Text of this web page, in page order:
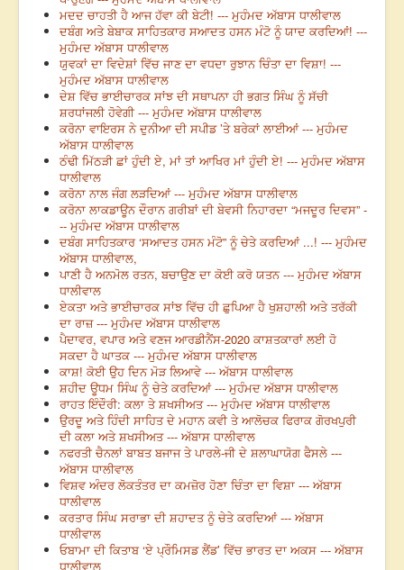
ਮਦਦ ਚਾਹਤੀ ਹੈ ਆਜ ਹੱਵਾ ਕੀ ਬੇਟੀ! --- ਮੁਹੰਮਦ ਅੱਬਾਸ ਧਾਲੀਵਾਲ
ਦਬੰਗ ਅਤੇ ਬੇਬਾਕ ਸਾਹਿਤਕਾਰ ਸਆਦਤ ਹਸਨ ਮੰਟੋ ਨੂੰ ਯਾਦ ਕਰਦਿਆਂ! ---
ਮੁਹੰਮਦ ਅੱਬਾਸ ਧਾਲੀਵਾਲ
ਯੁਵਕਾਂ ਦਾ ਵਿਦੇਸ਼ਾਂ ਵਿੱਚ ਜਾਣ ਦਾ ਵਧਦਾ ਰੁਝਾਨ ਚਿੰਤਾ ਦਾ ਵਿਸ਼ਾ! ---
ਮੁਹੰਮਦ ਅੱਬਾਸ ਧਾਲੀਵਾਲ
ਦੇਸ਼ ਵਿੱਚ ਭਾਈਚਾਰਕ ਸਾਂਝ ਦੀ ਸਥਾਪਨਾ ਹੀ ਭਗਤ ਸਿੰਘ ਨੂੰ ਸੱਚੀ
ਸ਼ਰਧਾਂਜਲੀ ਹੋਵੇਗੀ --- ਮੁਹੰਮਦ ਅੱਬਾਸ ਧਾਲੀਵਾਲ
ਕਰੋਨਾ ਵਾਇਰਸ ਨੇ ਦੁਨੀਆ ਦੀ ਸਪੀਡ ’ਤੇ ਬਰੇਕਾਂ ਲਾਈਆਂ --- ਮੁਹੰਮਦ
ਅੱਬਾਸ ਧਾਲੀਵਾਲ
ਠੰਢੀ ਮਿੱਠੜੀ ਛਾਂ ਹੁੰਦੀ ਏ, ਮਾਂ ਤਾਂ ਆਖਿਰ ਮਾਂ ਹੁੰਦੀ ਏ! --- ਮੁਹੰਮਦ ਅੱਬਾਸ
ਧਾਲੀਵਾਲ
ਕਰੋਨਾ ਨਾਲ ਜੰਗ ਲੜਦਿਆਂ --- ਮੁਹੰਮਦ ਅੱਬਾਸ ਧਾਲੀਵਾਲ
ਕਰੋਨਾ ਲਾਕਡਾਊਨ ਦੌਰਾਨ ਗਰੀਬਾਂ ਦੀ ਬੇਵਸੀ ਨਿਹਾਰਦਾ “ਮਜਦੂਰ ਦਿਵਸ” -
-- ਮੁਹੰਮਦ ਅੱਬਾਸ ਧਾਲੀਵਾਲ
ਦਬੰਗ ਸਾਹਿਤਕਾਰ ‘ਸਆਦਤ ਹਸਨ ਮੰਟੋ” ਨੂੰ ਚੇਤੇ ਕਰਦਿਆਂ ...! --- ਮੁਹੰਮਦ
ਅੱਬਾਸ ਧਾਲੀਵਾਲ,
ਪਾਣੀ ਹੈ ਅਨਮੋਲ ਰਤਨ, ਬਚਾਉਣ ਦਾ ਕੋਈ ਕਰੋ ਯਤਨ --- ਮੁਹੰਮਦ ਅੱਬਾਸ
ਧਾਲੀਵਾਲ
ਏਕਤਾ ਅਤੇ ਭਾਈਚਾਰਕ ਸਾਂਝ ਵਿੱਚ ਹੀ ਛੁਪਿਆ ਹੈ ਖੁਸ਼ਹਾਲੀ ਅਤੇ ਤਰੱਕੀ
ਦਾ ਰਾਜ਼ --- ਮੁਹੰਮਦ ਅੱਬਾਸ ਧਾਲੀਵਾਲ
ਪੈਦਾਵਰ, ਵਪਾਰ ਅਤੇ ਵਣਜ ਆਰਡੀਨੈਂਸ-2020 ਕਾਸ਼ਤਕਾਰਾਂ ਲਈ ਹੋ
ਸਕਦਾ ਹੈ ਘਾਤਕ --- ਮੁਹੰਮਦ ਅੱਬਾਸ ਧਾਲੀਵਾਲ
ਕਾਸ਼! ਕੋਈ ਉਹ ਦਿਨ ਮੋੜ ਲਿਆਵੇ --- ਅੱਬਾਸ ਧਾਲੀਵਾਲ
ਸ਼ਹੀਦ ਊਧਮ ਸਿੰਘ ਨੂੰ ਚੇਤੇ ਕਰਦਿਆਂ --- ਮੁਹੰਮਦ ਅੱਬਾਸ ਧਾਲੀਵਾਲ
ਰਾਹਤ ਇੰਦੌਰੀ: ਕਲਾ ਤੇ ਸ਼ਖਸੀਅਤ --- ਮੁਹੰਮਦ ਅੱਬਾਸ ਧਾਲੀਵਾਲ
ਉਰਦੂ ਅਤੇ ਹਿੰਦੀ ਸਾਹਿਤ ਦੇ ਮਹਾਨ ਕਵੀ ਤੇ ਆਲੋਚਕ ਫਿਰਾਕ ਗੋਰਖਪੁਰੀ
ਦੀ ਕਲਾ ਅਤੇ ਸ਼ਖਸੀਅਤ --- ਅੱਬਾਸ ਧਾਲੀਵਾਲ
ਨਫਰਤੀ ਚੈਨਲਾਂ ਬਾਬਤ ਬਜਾਜ ਤੇ ਪਾਰਲੇ-ਜੀ ਦੇ ਸ਼ਲਾਘਾਯੋਗ ਫੈਸਲੇ ---
ਅੱਬਾਸ ਧਾਲੀਵਾਲ
ਵਿਸ਼ਵ ਅੰਦਰ ਲੋਕਤੰਤਰ ਦਾ ਕਮਜ਼ੋਰ ਹੋਣਾ ਚਿੰਤਾ ਦਾ ਵਿਸ਼ਾ --- ਅੱਬਾਸ
ਧਾਲੀਵਾਲ
ਕਰਤਾਰ ਸਿੰਘ ਸਰਾਭਾ ਦੀ ਸ਼ਹਾਦਤ ਨੂੰ ਚੇਤੇ ਕਰਦਿਆਂ --- ਅੱਬਾਸ
ਧਾਲੀਵਾਲ
ਓਬਾਮਾ ਦੀ ਕਿਤਾਬ ‘ਏ ਪ੍ਰੌਮਿਸਡ ਲੈਂਡ’ ਵਿੱਚ ਭਾਰਤ ਦਾ ਅਕਸ --- ਅੱਬਾਸ
ਧਾਲੀਵਾਲ